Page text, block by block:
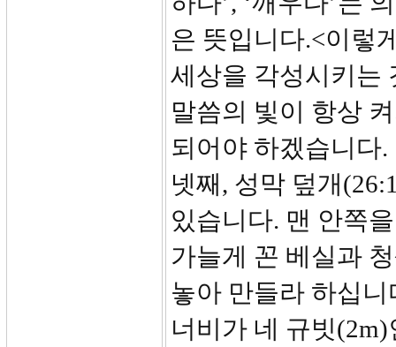
은 뜻입니다.<이렇
세상을 각성시키는
말씀의 빛이 항상
되어야 하겠습니다.
넷째, 성막 덮개
있습니다. 맨 안쪽
가늘게 꼰 베실과
놓아 만들라 하십
너비가 네 규빗